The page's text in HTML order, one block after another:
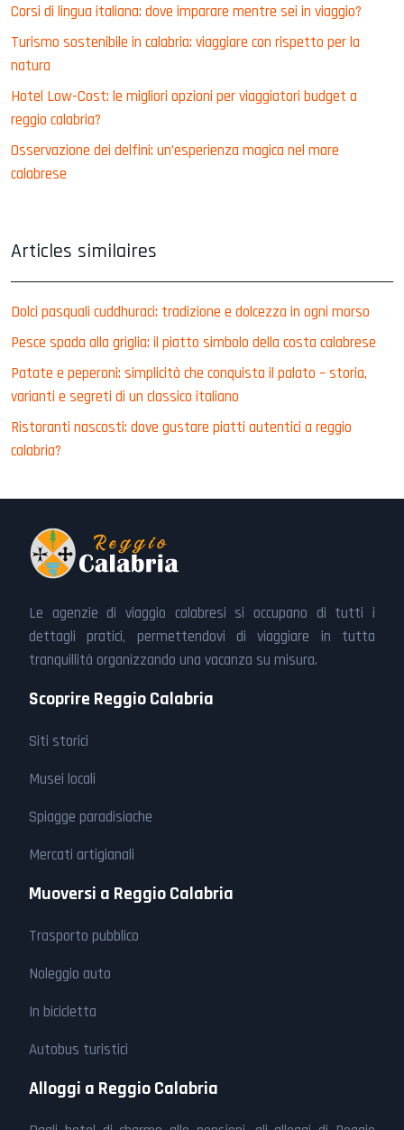
Corsi di lingua italiana: dove imparare mentre sei in viaggio?
Turismo sostenibile in calabria: viaggiare con rispetto per la
natura
Hotel Low-Cost: le migliori opzioni per viaggiatori budget a
reggio calabria?
Osservazione dei delfini: un’esperienza magica nel mare
calabrese
Articles similaires
Dolci pasquali cuddhuraci: tradizione e dolcezza in ogni morso
Pesce spada alla griglia: il piatto simbolo della costa calabrese
Patate e peperoni: simplicità che conquista il palato – storia,
varianti e segreti di un classico italiano
Ristoranti nascosti: dove gustare piatti autentici a reggio
calabria?
Le agenzie di viaggio calabresi si occupano di tutti i
dettagli pratici, permettendovi di viaggiare in tutta
tranquillità organizzando una vacanza su misura.
Scoprire Reggio Calabria
Siti storici
Musei locali
Spiagge paradisiache
Mercati artigianali
Muoversi a Reggio Calabria
Trasporto pubblico
Noleggio auto
In bicicletta
Autobus turistici
Alloggi a Reggio Calabria